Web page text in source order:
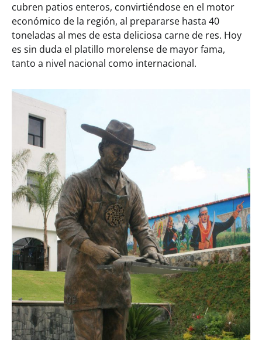
cubren patios enteros, convirtiéndose en el motor
económico de la región, al prepararse hasta 40
toneladas al mes de esta deliciosa carne de res. Hoy
es sin duda el platillo morelense de mayor fama,
tanto a nivel nacional como internacional.